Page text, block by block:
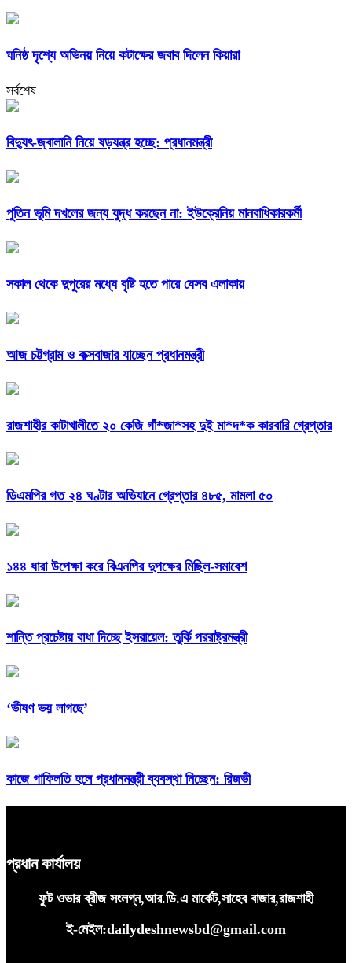
ঘনিষ্ঠ দৃশ্যে অভিনয় নিয়ে কটাক্ষের জবাব দিলেন কিয়ারা
সর্বশেষ
বিদ্যুৎ-জ্বালানি নিয়ে ষড়যন্ত্র হচ্ছে: প্রধানমন্ত্রী
পুতিন ভূমি দখলের জন্য যুদ্ধ করছেন না: ইউক্রেনিয় মানবাধিকারকর্মী
সকাল থেকে দুপুরের মধ্যে বৃষ্টি হতে পারে যেসব এলাকায়
আজ চট্টগ্রাম ও কক্সবাজার যাচ্ছেন প্রধানমন্ত্রী
রাজশাহীর কাটাখালীতে ২০ কেজি গাঁ*জা*সহ দুই মা*দ*ক কারবারি গ্রেপ্তার
ডিএমপির গত ২৪ ঘণ্টার অভিযানে গ্রেপ্তার ৪৮৫, মামলা ৫০
১৪৪ ধারা উপেক্ষা করে বিএনপির দুপক্ষের মিছিল-সমাবেশ
শান্তি প্রচেষ্টায় বাধা দিচ্ছে ইসরায়েল: তুর্কি পররাষ্ট্রমন্ত্রী
‘ভীষণ ভয় লাগছে’
কাজে গাফিলতি হলে প্রধানমন্ত্রী ব্যবস্থা নিচ্ছেন: রিজভী
প্রধান কার্যালয়
ফুট ওভার ব্রীজ সংলগ্ন,আর.ডি.এ মার্কেট,সাহেব বাজার,রাজশাহী
ই-মেইল:dailydeshnewsbd@gmail.com